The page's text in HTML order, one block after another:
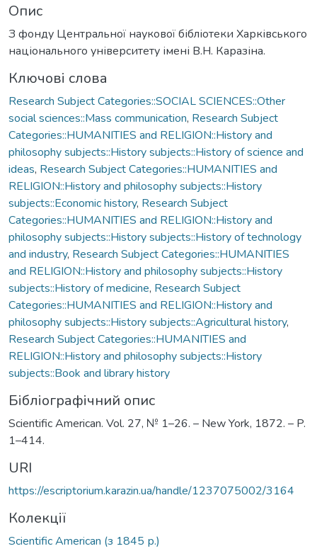
Опис
З фонду Центральної наукової бібліотеки Харківського
національного університету імені В.Н. Каразіна.
Ключові слова
Research Subject Categories::SOCIAL SCIENCES::Other
social sciences::Mass communication, Research Subject
Categories::HUMANITIES and RELIGION::History and
philosophy subjects::History subjects::History of science and
ideas, Research Subject Categories::HUMANITIES and
RELIGION::History and philosophy subjects::History
subjects::Economic history, Research Subject
Categories::HUMANITIES and RELIGION::History and
philosophy subjects::History subjects::History of technology
and industry, Research Subject Categories::HUMANITIES
and RELIGION::History and philosophy subjects::History
subjects::History of medicine, Research Subject
Categories::HUMANITIES and RELIGION::History and
philosophy subjects::History subjects::Agricultural history,
Research Subject Categories::HUMANITIES and
RELIGION::History and philosophy subjects::History
subjects::Book and library history
Бібліографічний опис
Scientific American. Vol. 27, № 1–26. – New York, 1872. – P.
1–414.
URI
https://escriptorium.karazin.ua/handle/1237075002/3164
Колекції
Scientific American (з 1845 р.)